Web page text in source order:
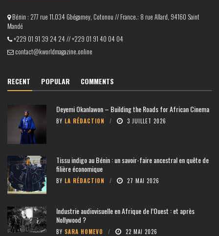
Bénin : 277 rue 11.034 Gbégamey, Cotonou // France.: 8 rue Allard, 94160 Saint
Mandé
+229 01 91 39 24 24 // +229 01 91 40 04 04
contact@kworldmagazine.online
RECENT POPULAR COMMENTS
Deyemi Okanlawon – Building the Roads for African Cinema
BY LA RÉDACTION 3 JUILLET 2026
Tissu indigo au Bénin : un savoir-faire ancestral en quête de
filière économique
BY LA RÉDACTION 27 MAI 2026
Industrie audiovisuelle en Afrique de l’Ouest : et après
Nollywood ?
BY SARA HOMEVO 22 MAI 2026